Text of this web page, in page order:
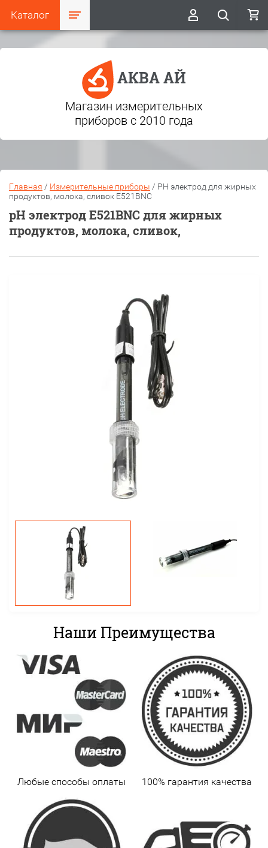
Каталог
АКВА АЙ
Магазин измерительных
приборов с 2010 года
Главная / Измерительные приборы / PH электрод для жирных
продуктов, молока, сливок E521BNC
pH электрод E521BNC для жирных
продуктов, молока, сливок,
Наши Преимущества
Любые способы оплаты 100% гарантия качества